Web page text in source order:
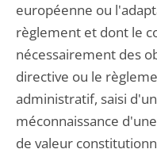
européenne ou
règlement et dont le
nécessairement des
directive ou le
administratif, saisi
méconnaissance
de valeur